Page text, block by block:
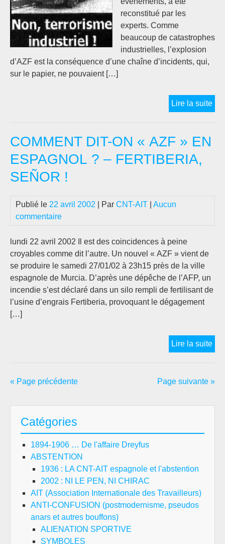
reconstitué par les
experts. Comme
beaucoup de catastrophes
industrielles, l’explosion
d’AZF est la conséquence d’une chaîne d’incidents, qui,
sur le papier, ne pouvaient […]
Lire la suite
:
COMMENT DIT-ON « AZF » EN
ESPAGNOL ? – FERTIBERIA,
SEÑOR !
Publié le 22 avril 2002 | Par CNT-AIT
Aucun
commentaire
lundi 22 avril 2002 Il est des coincidences à peine
croyables comme dit l’autre. Un nouvel « AZF » vient de
se produire le samedi 27/01/02 à 23h15 près de la ville
espagnole de Murcia. D’après une dépêche de l’AFP, un
incendie s’est déclaré dans un silo rempli de fertilisant de
l’usine d’engrais Fertiberia, provoquant le dégagement
[…]
Lire la suite
«
Page suivante »
« Page précédente
Catégories
1894-1906 … De l'affaire Dreyfus
ABSTENTION
1936 : LA CNT-AIT espagnole et l'abstention
2002 : NI LE PEN, NI CHIRAC
AIT (Association Internationale des Travailleurs)
ANTI-CONFUSION (postmodernisme, pseudos
anars et autres bouffons)
ALIENATION SPORTIVE
SYMBOLES